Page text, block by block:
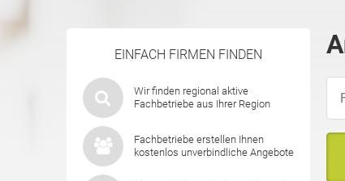
EINFACH FIRMEN FINDEN
Wir finden regional aktive
Fachbetriebe aus Ihrer Region
Fachbetriebe erstellen Ihnen
kostenlos unverbindliche Angebote